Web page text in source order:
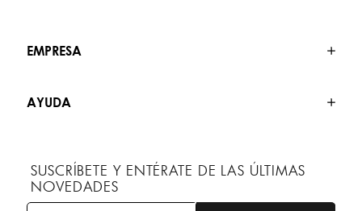
EMPRESA
AYUDA
SUSCRÍBETE Y ENTÉRATE DE LAS ÚLTIMAS
NOVEDADES